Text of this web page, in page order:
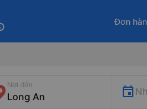
Đơn
Nơi đến